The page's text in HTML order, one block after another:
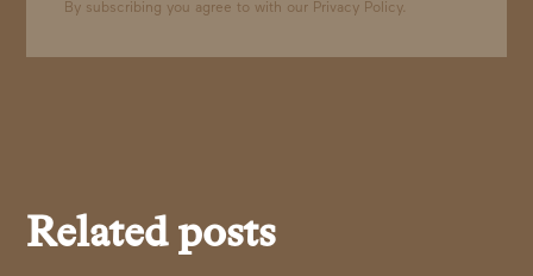
By subscribing you agree to with our Privacy Policy.
Related posts